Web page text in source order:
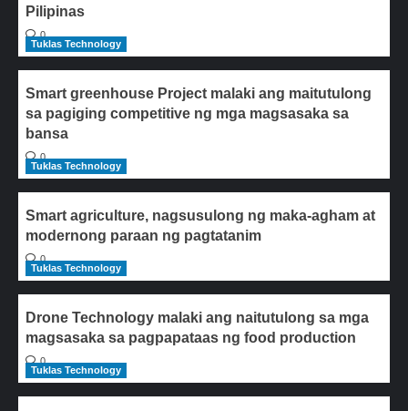
Pilipinas
0
Tuklas Technology
Smart greenhouse Project malaki ang maitutulong
sa pagiging competitive ng mga magsasaka sa
bansa
0
Tuklas Technology
Smart agriculture, nagsusulong ng maka-agham at
modernong paraan ng pagtatanim
0
Tuklas Technology
Drone Technology malaki ang naitutulong sa mga
magsasaka sa pagpapataas ng food production
0
Tuklas Technology